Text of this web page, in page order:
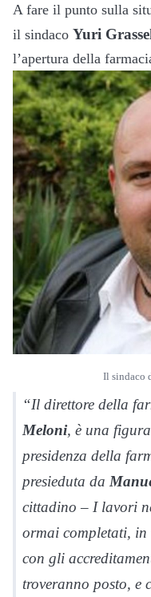
A fare il punto sulla
il sindaco Yuri
l’apertura della
Il sindaco
“Il direttore della
Meloni, è una
presidenza della
presieduta da
cittadino – I lavori
ormai completati, in
con gli
troveranno posto, e